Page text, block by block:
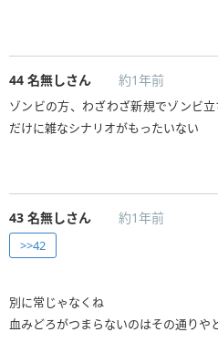
44 名無しさん 約1年前
ゾンビの方、わざわざ新規でゾンビ
だけに雑なシナリオがもったいない
43 名無しさん 約1年前
>>42
別に常じゃなくね
血みどろがつまらないのはその通りや